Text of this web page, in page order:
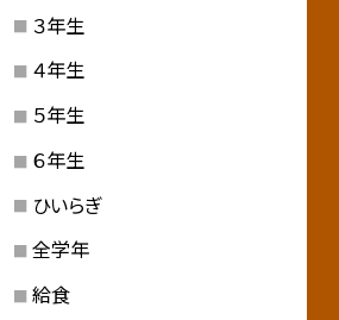
３年生
４年生
５年生
６年生
ひいらぎ
全学年
給食